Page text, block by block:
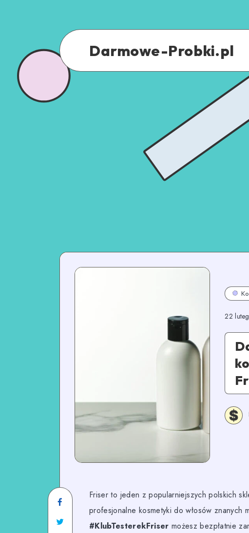
Darmowe-Probki.pl
22
Friser to jeden z popularniejszych polskich
profesjonalne kosmetyki do włosów znanych
#KlubTesterekFriser możesz bezpłatnie